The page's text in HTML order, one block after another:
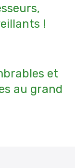
!
et
au grand